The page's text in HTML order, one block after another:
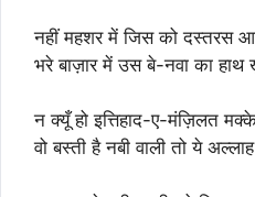
नहीं महशर में जिस को दस्तरस
भरे बाज़ार में उस बे-नवा का हाथ
न क्यूँ हो इत्तिहाद-ए-मंज़िलत
वो बस्ती है नबी वाली तो ये